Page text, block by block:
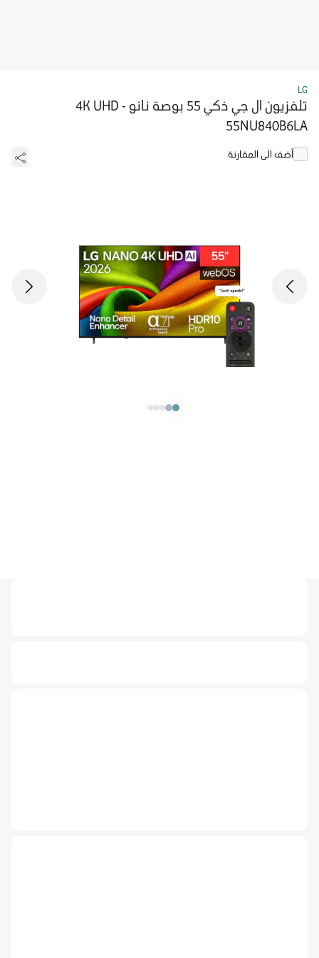
LG
تلفزيون ال جي ذكي 55 بوصة نانو 4K UHD -
55NU840B6LA
أضف الى المقارنة